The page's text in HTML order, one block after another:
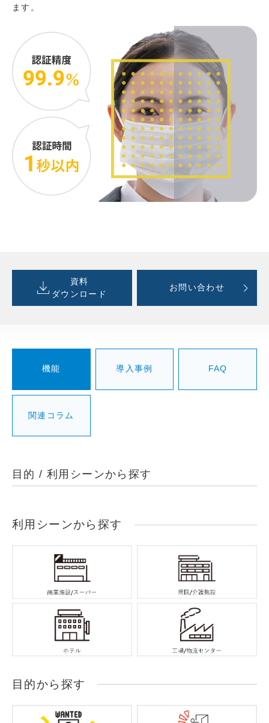
ます。
資料
ダウンロード
お問い合わせ
機能 導入事例 FAQ
関連コラム
目的 / 利用シーンから探す
利用シーンから探す
目的から探す